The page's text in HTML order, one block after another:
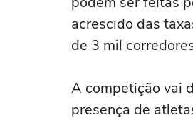
acrescido das
de 3 mil
A competição vai
presença de